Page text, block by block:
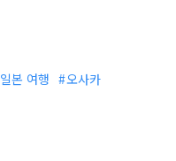
일본 여행
오사카